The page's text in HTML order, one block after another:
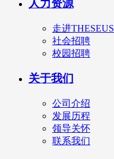
人力资源
走进THESEUS
社会招聘
校园招聘
关于我们
公司介绍
发展历程
领导关怀
联系我们